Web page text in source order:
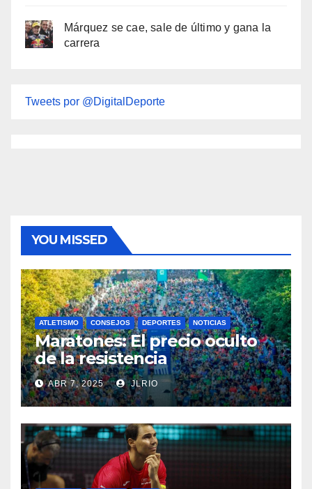
Márquez se cae, sale de último y gana la
carrera
Tweets por @DigitalDeporte
YOU MISSED
ATLETISMO CONSEJOS DEPORTES NOTICIAS
Maratones: El precio oculto
de la resistencia
ABR 7, 2025 JLRIO